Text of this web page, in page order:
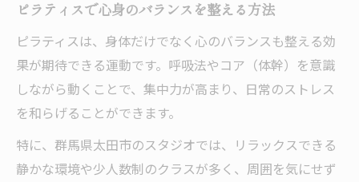
ピラティスで心身のバランスを整える方法
ピラティスは、身体だけでなく心のバランスも整える効
果が期待できる運動です。呼吸法やコア（体幹）を意識
しながら動くことで、集中力が高まり、日常のストレス
を和らげることができます。
特に、群馬県太田市のスタジオでは、リラックスできる
静かな環境や少人数制のクラスが多く、周囲を気にせず